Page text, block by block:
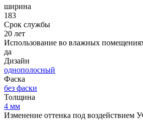
ширина
183
Срок службы
20 лет
Использование во влажных
да
Дизайн
однополосный
Фаска
без фаски
Толщина
4 мм
Изменение оттенка под воздействием